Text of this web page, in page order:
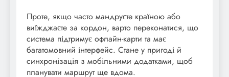
Проте, якщо часто мандруєте країною або
виїжджаєте за кордон, варто переконатися, що
система підтримує офлайн-карти та має
багатомовний інтерфейс. Стане у пригоді й
синхронізація з мобільними додатками, щоб
планувати маршрут ще вдома.